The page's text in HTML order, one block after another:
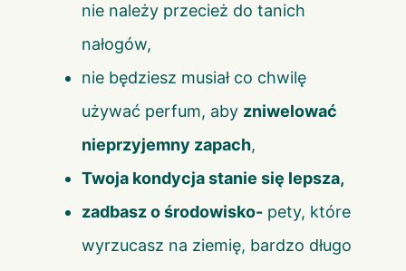
nie należy przecież do tanich
nałogów,
nie będziesz musiał co chwilę
używać perfum, aby zniwelować
nieprzyjemny zapach,
Twoja kondycja stanie się lepsza,
zadbasz o środowisko- pety, które
wyrzucasz na ziemię, bardzo długo